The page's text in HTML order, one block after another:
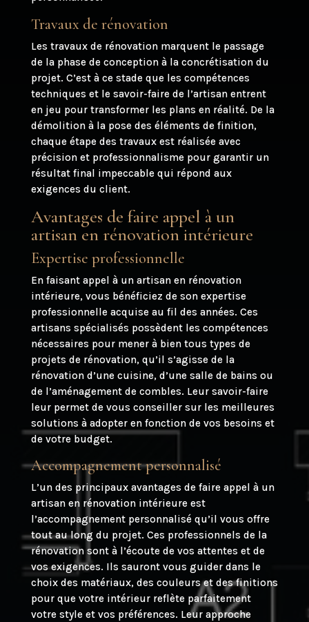
Travaux de rénovation
Les travaux de rénovation marquent le passage
de la phase de conception à la concrétisation du
projet. C’est à ce stade que les compétences
techniques et le savoir-faire de l’artisan entrent
en jeu pour transformer les plans en réalité. De la
démolition à la pose des éléments de finition,
chaque étape des travaux est réalisée avec
précision et professionnalisme pour garantir un
résultat final impeccable qui répond aux
exigences du client.
Avantages de faire appel à un
artisan en rénovation intérieure
Expertise professionnelle
En faisant appel à un artisan en rénovation
intérieure, vous bénéficiez de son expertise
professionnelle acquise au fil des années. Ces
artisans spécialisés possèdent les compétences
nécessaires pour mener à bien tous types de
projets de rénovation, qu’il s’agisse de la
rénovation d’une cuisine, d’une salle de bains ou
de l’aménagement de combles. Leur savoir-faire
leur permet de vous conseiller sur les meilleures
solutions à adopter en fonction de vos besoins et
de votre budget.
Accompagnement personnalisé
L’un des principaux avantages de faire appel à un
artisan en rénovation intérieure est
l’accompagnement personnalisé qu’il vous offre
tout au long du projet. Ces professionnels de la
rénovation sont à l’écoute de vos attentes et de
vos exigences. Ils sauront vous guider dans le
choix des matériaux, des couleurs et des finitions
pour que votre intérieur reflète parfaitement
votre style et vos préférences. Leur approche